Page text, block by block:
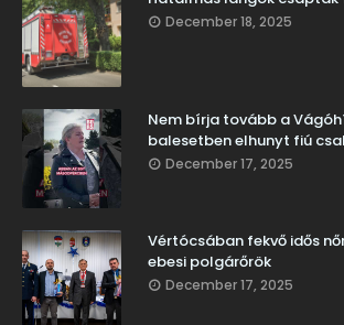
December 18, 2025
Nem bírja tovább a
balesetben elhunyt fiú
December 17, 2025
Vértócsában fekvő idős
ebesi polgárőrök
December 17, 2025